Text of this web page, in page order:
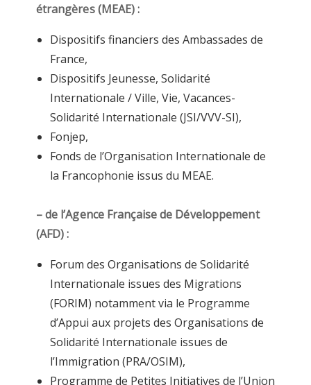
étrangères (MEAE) :
Dispositifs financiers des Ambassades de
France,
Dispositifs Jeunesse, Solidarité
Internationale / Ville, Vie, Vacances-
Solidarité Internationale (JSI/VVV-SI),
Fonjep,
Fonds de l’Organisation Internationale de
la Francophonie issus du MEAE.
– de l’Agence Française de Développement
(AFD) :
Forum des Organisations de Solidarité
Internationale issues des Migrations
(FORIM) notamment via le Programme
d’Appui aux projets des Organisations de
Solidarité Internationale issues de
l’Immigration (PRA/OSIM),
Programme de Petites Initiatives de l’Union